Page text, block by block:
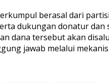
berasal dari
dukungan donatur dan
dana tersebut akan
jawab melalui